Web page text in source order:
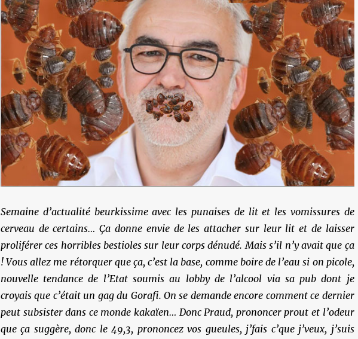
Semaine d’actualité beurkissime avec les punaises de lit et les vomissures de
cerveau de certains… Ça donne envie de les attacher sur leur lit et de laisser
proliférer ces horribles bestioles sur leur corps dénudé. Mais s’il n’y avait que ça
! Vous allez me rétorquer que ça, c’est la base, comme boire de l’eau si on picole,
nouvelle tendance de l’Etat soumis au lobby de l’alcool via sa pub dont je
croyais que c’était un gag du Gorafi. On se demande encore comment ce dernier
peut subsister dans ce monde kakaïen… Donc Praud, prononcer prout et l’odeur
que ça suggère, donc le 49,3, prononcez vos gueules, j’fais c’que j’veux, j’suis